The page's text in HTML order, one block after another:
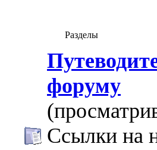
Разделы
форуму
Ссылки на